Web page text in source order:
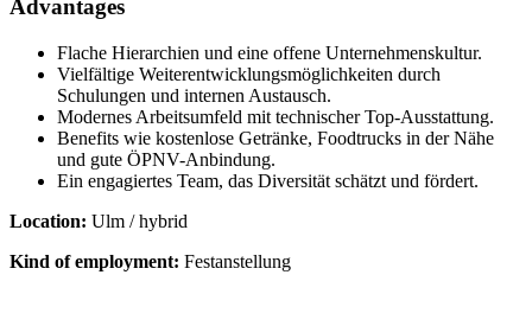
Advantages
Flache Hierarchien und eine offene Unternehmenskultur.
Vielfältige Weiterentwicklungsmöglichkeiten durch
Schulungen und internen Austausch.
Modernes Arbeitsumfeld mit technischer Top-Ausstattung.
Benefits wie kostenlose Getränke, Foodtrucks in der Nähe
und gute ÖPNV-Anbindung.
Ein engagiertes Team, das Diversität schätzt und fördert.
Location: Ulm / hybrid
Kind of employment: Festanstellung